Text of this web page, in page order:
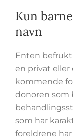
Kun
navn
Enten
en privat eller
kommende
donoren som
som har
foreldrene